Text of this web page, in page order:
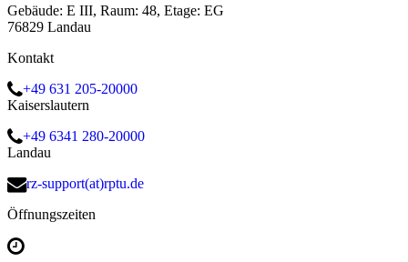
Gebäude: E III, Raum: 48, Etage: EG
76829 Landau
Kontakt
+49 631 205-20000
Kaiserslautern
+49 6341 280-20000
Landau
rz-support(at)rptu.de
Öffnungszeiten